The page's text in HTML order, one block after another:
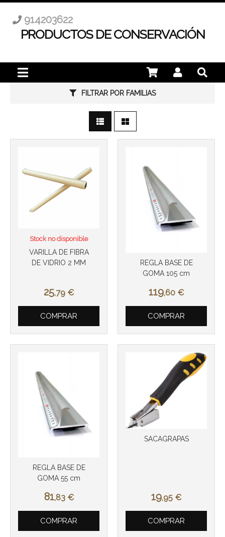
PRODUCTOS DE CONSERVACIÓN
914203622
FILTRAR POR FAMILIAS
VARILLA DE FIBRA
DE VIDRIO 2 MM
25,79 €
Stock no disponible
COMPRAR
REGLA BASE DE
GOMA 105 cm
119,60 €
COMPRAR
REGLA BASE DE
GOMA 55 cm
81,83 €
COMPRAR
SACAGRAPAS
19,95 €
COMPRAR
Más info
Más info
Más info